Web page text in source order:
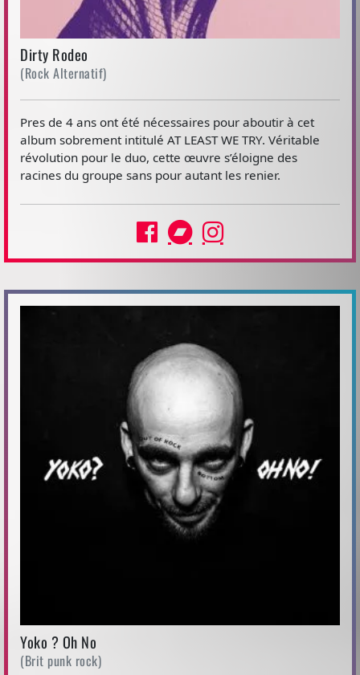
Dirty Rodeo
(Rock Alternatif)
Pres de 4 ans ont été nécessaires pour aboutir à cet
album sobrement intitulé AT LEAST WE TRY. Véritable
révolution pour le duo, cette œuvre s’éloigne des
racines du groupe sans pour autant les renier.
Yoko ? Oh No
(Brit punk rock)